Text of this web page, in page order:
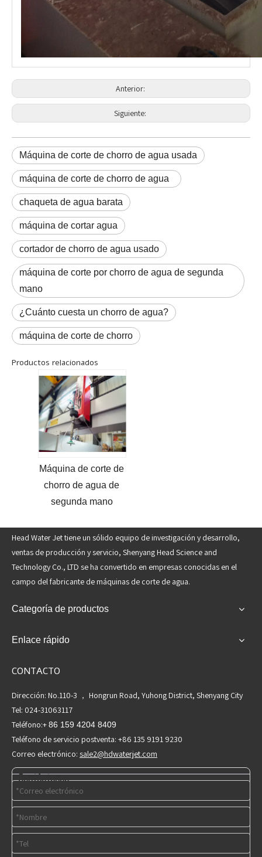
Anterior:
Siguiente:
Máquina de corte de chorro de agua usada
máquina de corte de chorro de agua
chaqueta de agua barata
máquina de cortar agua
cortador de chorro de agua usado
máquina de corte por chorro de agua de segunda
mano
¿Cuánto cuesta un chorro de agua?
máquina de corte de chorro
Productos relacionados
Máquina de corte de
chorro de agua de
segunda mano
Head Water Jet tiene un sólido equipo de investigación y desarrollo,
ventas de producción y servicio, Shenyang Head Science and
Technology Co., LTD se ha convertido en empresas conocidas en el
campo del fabricante de máquinas de corte de agua.
Categoría de productos
Enlace rápido
CONTACTO
Dirección: No.110-3 ， Hongrun Road, Yuhong District, Shenyang City
Tel: 024-31063117
Teléfono:+86 159 4204 8409
Teléfono de servicio postventa: +86 135 9191 9230
Correo electrónico: sale2@hdwaterjet.com
Contáctenos